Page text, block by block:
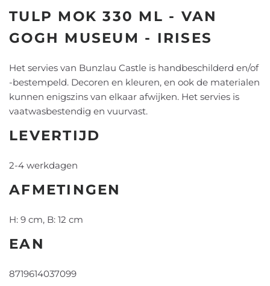
TULP MOK 330 ML - VAN
GOGH MUSEUM - IRISES
Het servies van Bunzlau Castle is handbeschilderd en/of
-bestempeld. Decoren en kleuren, en ook de materialen
kunnen enigszins van elkaar afwijken. Het servies is
vaatwasbestendig en vuurvast.
LEVERTIJD
2-4 werkdagen
AFMETINGEN
H: 9 cm, B: 12 cm
EAN
8719614037099